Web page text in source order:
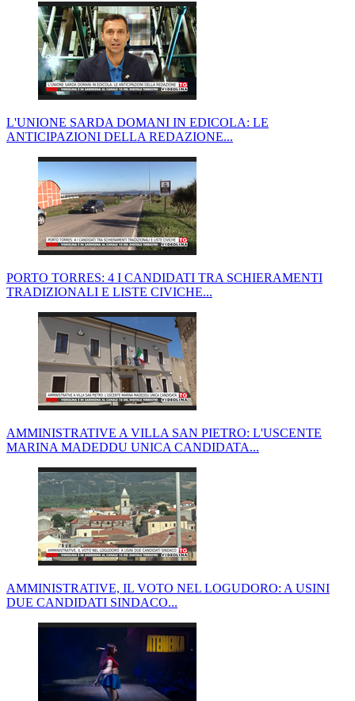
L'UNIONE SARDA DOMANI IN EDICOLA: LE
ANTICIPAZIONI DELLA REDAZIONE...
PORTO TORRES: 4 I CANDIDATI TRA SCHIERAMENTI
TRADIZIONALI E LISTE CIVICHE...
AMMINISTRATIVE A VILLA SAN PIETRO: L'USCENTE
MARINA MADEDDU UNICA CANDIDATA...
AMMINISTRATIVE, IL VOTO NEL LOGUDORO: A USINI
DUE CANDIDATI SINDACO...